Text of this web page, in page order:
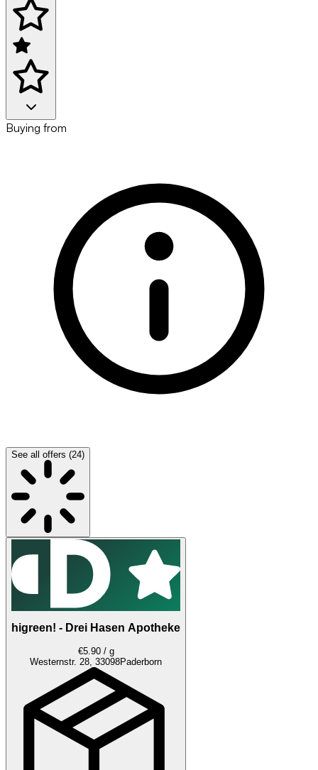
Buying from
See all offers (24)
higreen! - Drei Hasen Apotheke
€5.90 / g
Westernstr. 28, 33098Paderborn